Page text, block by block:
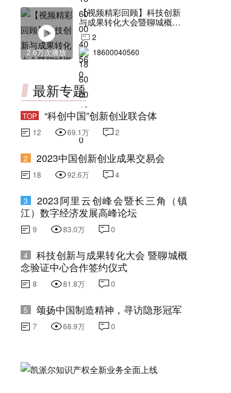
2.6万次播放
【视频精彩回顾】科技创新
与成果转化大会暨聊城概念
验证中心合作签约仪式
2
18600040560
最新专题
TOP “科创中国”创新创业联合体
12 69.1万 2
2 2023中国创新创业成果交易会
18 92.6万 4
3
2023阿里云创峰会暨长三角（镇
江）数字经济发展高峰论坛
9 83.0万 0
4
科技创新与成果转化大会 暨聊城概
念验证中心合作签约仪式
8 81.8万 0
5 颂扬中国制造精神，寻访隐形冠军
7 68.9万 0